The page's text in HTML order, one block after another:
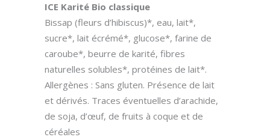
ICE Karité Bio classique
Bissap (fleurs d’hibiscus)*, eau, lait*,
sucre*, lait écrémé*, glucose*, farine de
caroube*, beurre de karité, fibres
naturelles solubles*, protéines de lait*.
Allergènes : Sans gluten. Présence de lait
et dérivés. Traces éventuelles d’arachide,
de soja, d’œuf, de fruits à coque et de
céréales